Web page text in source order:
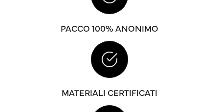
PACCO 100% ANONIMO
MATERIALI CERTIFICATI